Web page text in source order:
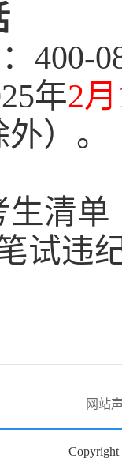
400-
5年2月
外）。
生清单
试违
网站
Copyright